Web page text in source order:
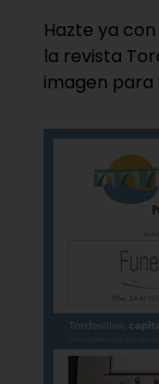
Hazte ya
la revista
imagen para